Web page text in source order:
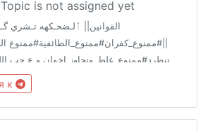
Topic is not assigned yet
القوانين|| ٱلـضحـكهه تـشري
تنطرد#ممنوع_غلط_وتجاوز اخوان و ع حب
يسولف ونصير
к